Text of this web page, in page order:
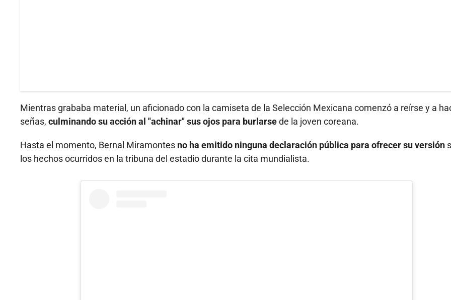
Mientras grababa material, un aficionado con la camiseta de la Selección Mexicana comenzó a reírse y a
señas, culminando su acción al "achinar" sus ojos para burlarsede la joven coreana.
Hasta el momento, Bernal Miramontes no ha emitido ninguna declaración pública para ofrecer su versión
los hechos ocurridos en la tribuna del estadio durante la cita mundialista.